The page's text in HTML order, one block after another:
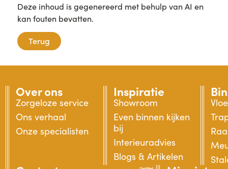
Deze inhoud is gegenereerd met behulp van AI en
kan fouten bevatten.
Terug
Over ons
Zorgeloze service
Ons verhaal
Onze specialisten
Inspiratie
Showroom
Even binnen kijken
bij
Interieuradvies
Blogs & Artikelen